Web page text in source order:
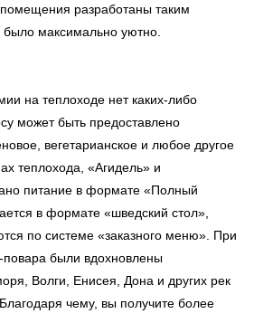
разработаны таким
максимально уютно.
на теплоходе нет каких-либо
может быть предоставлено
вегетарианское и любое другое
теплохода, «Агидель» и
питание в формате «Полный
в формате «шведский стол»,
по системе «заказного меню». При
были вдохновлены
Волги, Енисея, Дона и других рек
чему, вы получите более